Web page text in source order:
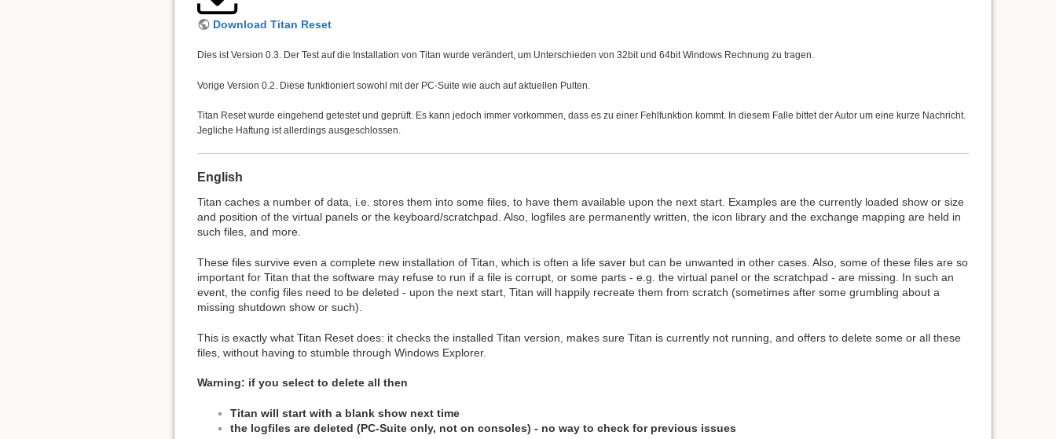
Download Titan Reset
Dies ist Version 0.3. Der Test auf die Installation von Titan wurde verändert, um Unterschieden von 32bit und 64bit Windows Rechnung zu tragen.
Vorige Version 0.2. Diese funktioniert sowohl mit der PC-Suite wie auch auf aktuellen Pulten.
Titan Reset wurde eingehend getestet und geprüft. Es kann jedoch immer vorkommen, dass es zu einer Fehlfunktion kommt. In diesem Falle bittet der Autor um eine kurze Nachricht.
Jegliche Haftung ist allerdings ausgeschlossen.
English
Titan caches a number of data, i.e. stores them into some files, to have them available upon the next start. Examples are the currently loaded show or size
and position of the virtual panels or the keyboard/scratchpad. Also, logfiles are permanently written, the icon library and the exchange mapping are held in
such files, and more.
These files survive even a complete new installation of Titan, which is often a life saver but can be unwanted in other cases. Also, some of these files are so
important for Titan that the software may refuse to run if a file is corrupt, or some parts - e.g. the virtual panel or the scratchpad - are missing. In such an
event, the config files need to be deleted - upon the next start, Titan will happily recreate them from scratch (sometimes after some grumbling about a
missing shutdown show or such).
This is exactly what Titan Reset does: it checks the installed Titan version, makes sure Titan is currently not running, and offers to delete some or all these
files, without having to stumble through Windows Explorer.
Warning: if you select to delete all then
Titan will start with a blank show next time
the logfiles are deleted (PC-Suite only, not on consoles) - no way to check for previous issues